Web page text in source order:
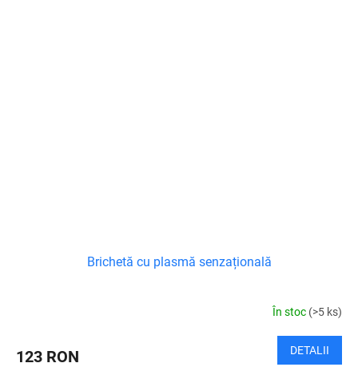
Brichetă cu plasmă senzațională
În stoc (>5 ks)
123 RON DETALII